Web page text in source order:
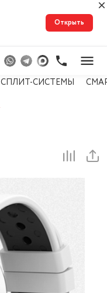
Открыть
СПЛИТ-СИСТЕМЫ